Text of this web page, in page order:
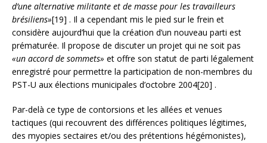
d’une alternative militante et de masse pour les travailleurs
brésiliens»[19] . Il a cependant mis le pied sur le frein et
considère aujourd’hui que la création d’un nouveau parti est
prématurée. Il propose de discuter un projet qui ne soit pas
«un accord de sommets» et offre son statut de parti légalement
enregistré pour permettre la participation de non-membres du
PST-U aux élections municipales d’octobre 2004[20] .
Par-delà ce type de contorsions et les allées et venues
tactiques (qui recouvrent des différences politiques légitimes,
des myopies sectaires et/ou des prétentions hégémonistes),